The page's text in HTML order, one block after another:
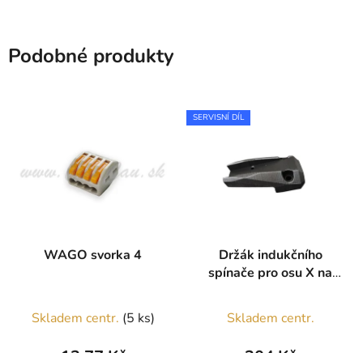
Podobné produkty
WAGO svorka 4
Skladem centr. (5 ks)
SERVISNÍ DÍL
Držák indukčního
spínače pro osu X na
Skladem centr.